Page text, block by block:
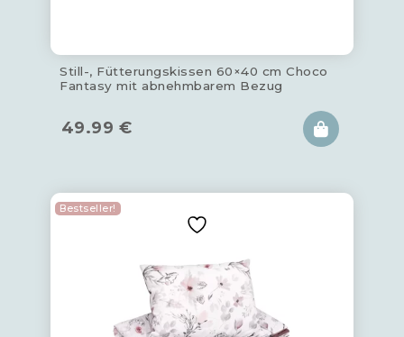
Still-, Fütterungskissen 60×40 cm Choco
Fantasy mit abnehmbarem Bezug
49.99 €
Bestseller!